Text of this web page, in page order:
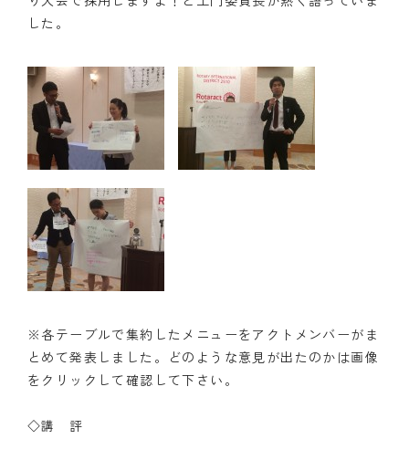
した。
※各テーブルで集約したメニューをアクトメンバーがま
とめて発表しました。どのような意見が出たのかは画像
をクリックして確認して下さい。
◇講 評